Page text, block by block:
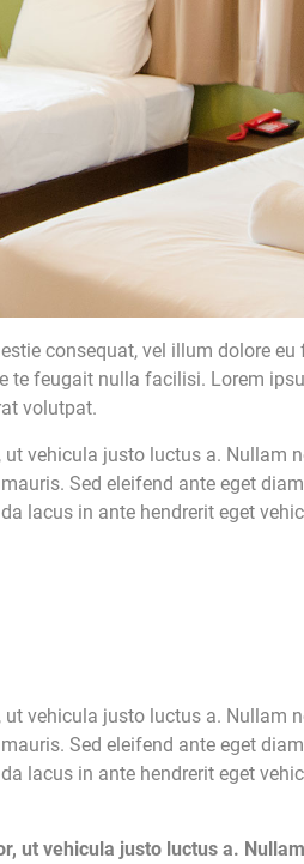
consequat, vel illum dolore
feugait nulla facilisi. Lorem
volutpat.
vehicula justo luctus a. Nullam
Sed eleifend ante eget
lacus in ante hendrerit eget
vehicula justo luctus a. Nullam
Sed eleifend ante eget
lacus in ante hendrerit eget
ut vehicula justo luctus a.